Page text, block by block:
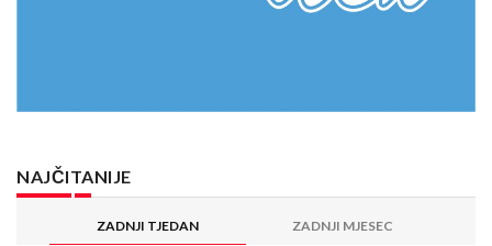
NAJČITANIJE
ZADNJI TJEDAN ZADNJI MJESEC